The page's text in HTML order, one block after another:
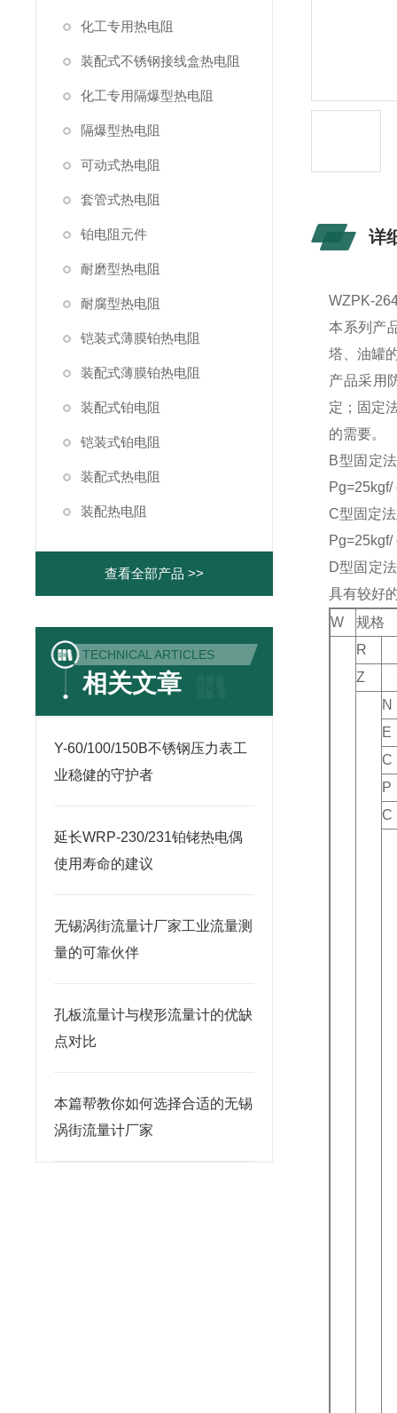
化工专用热电阻
装配式不锈钢接线盒热电阻
化工专用隔爆型热电阻
隔爆型热电阻
可动式热电阻
套管式热电阻
铂电阻元件
耐磨型热电阻
耐腐型热电阻
铠装式薄膜铂热电阻
装配式薄膜铂热电阻
装配式铂电阻
铠装式铂电阻
装配式热电阻
装配热电阻
查看全部产品 >>
TECHNICAL ARTICLES
相关文章
Y-60/100/150B不锈钢压力表工
业稳健的守护者
延长WRP-230/231铂铑热电偶
使用寿命的建议
无锡涡街流量计厂家工业流量测
量的可靠伙伴
孔板流量计与楔形流量计的优缺
点对比
本篇帮教你如何选择合适的无锡
涡街流量计厂家
详
WZPK-
本系列产
塔、油罐
产品采用
定；固定
的需要。
B型固定
C型固定
D型固定
具有较好
W
规格
R
Z
N
E
C
P
C